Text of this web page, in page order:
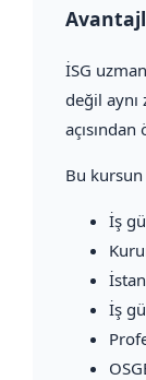
İSG
değil
açısından
Bu kursun
İş
İş